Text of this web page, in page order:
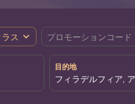
ス expand_more プロモーションコード
目的地